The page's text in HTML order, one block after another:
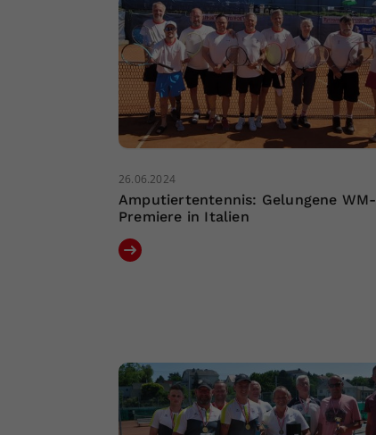
26.06.2024
Amputiertentennis: Gelungene WM-
Premiere in Italien